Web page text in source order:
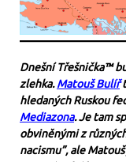
Dnešní Třešnička™
zlehka.Matouš Bulíř
hledaných Ruskou
Mediazona. Je tam
obviněnými z
nacismu”, ale